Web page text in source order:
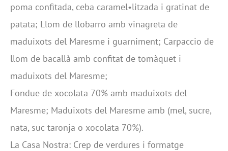
poma confitada, ceba caramel•litzada i gratinat de
patata; Llom de llobarro amb vinagreta de
maduixots del Maresme i guarniment; Carpaccio de
llom de bacallà amb confitat de tomàquet i
maduixots del Maresme;
Fondue de xocolata 70% amb maduixots del
Maresme; Maduixots del Maresme amb (mel, sucre,
nata, suc taronja o xocolata 70%).
La Casa Nostra: Crep de verdures i formatge